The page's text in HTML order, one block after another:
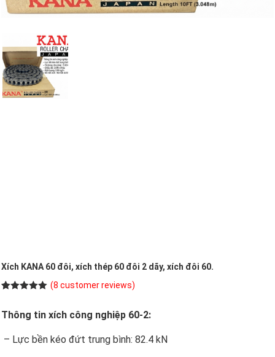
Xích KANA 60 đôi, xích thép 60 đôi 2 dãy, xích đôi 60.
based on
(8 customer reviews)
Thông tin xích công nghiệp 60-2:
– Lực bền kéo đứt trung bình: 82.4 kN